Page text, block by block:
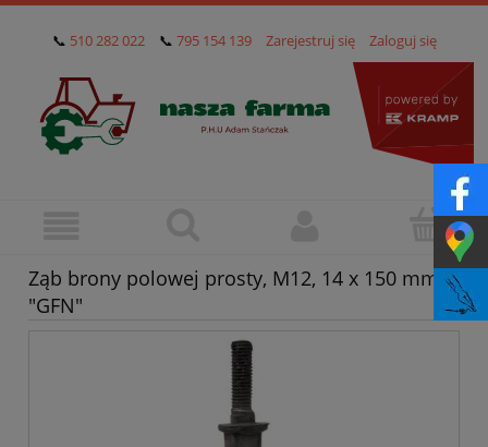
📞 510 282 022 📞 795 154 139 Zarejestruj się Zaloguj się
Ząb brony polowej prosty, M12, 14 x 150 mm,
"GFN"